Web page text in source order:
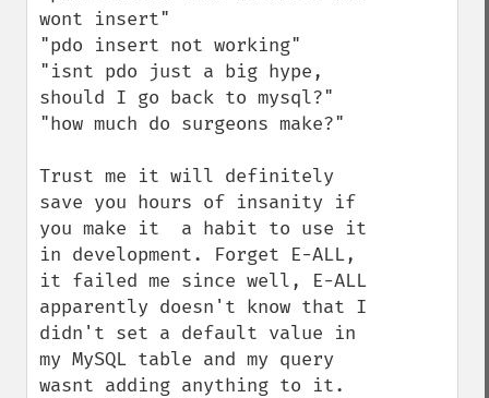
wont insert"
"pdo insert not working"
"isnt pdo just a big hype,
should I go back to mysql?"
"how much do surgeons make?"
Trust me it will definitely
save you hours of insanity if
you make it  a habit to use it
in development. Forget E-ALL,
it failed me since well, E-ALL
apparently doesn't know that I
didn't set a default value in
my MySQL table and my query
wasnt adding anything to it.